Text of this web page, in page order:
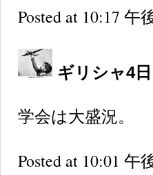
Posted at 10:17 午
ギリシャ4日
学会は大盛況。
Posted at 10:01 午